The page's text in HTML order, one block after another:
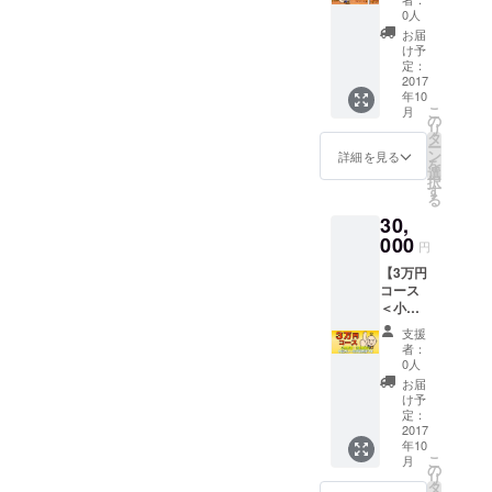
デザイ
ン バン
ダナ×1
が必要
＞ ◆七
福カ
レー＜
化粧箱
入り＞
×12食
◆地カ
レー家
間2017
年12月
で＞ ◆
商品
ページ
に販売
店名・
リンク
掲載
ス＞】
（古河
市在住
または
近隣の
方にオ
スス
メ） ◆
感謝の
メール
前掲載
＜希望
者のみ
＞ ◆七
福カ
レーめ
ん×ゆき
とのく
んLINE
スタン
プ＜ご
希望の
方は七
福カ
レーア
カウン
0人
お届
け予
定：
2017
年10
月
詳細を見る
こ
の
リ
タ
ー
ン
を
選
択
す
る
30,
000 円
【3万円
コース
＜小売
店舗・
法人様
向け
＞】 ◆
感謝の
メール
◆SNS
にお名
前掲載
＜希望
支援
者：
0人
お届
け予
定：
2017
年10
月
こ
の
リ
タ